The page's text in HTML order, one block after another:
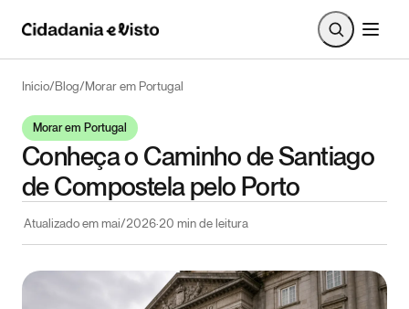
Início/Blog/Morar em Portugal
Morar em Portugal
Conheça o Caminho de Santiago
de Compostela pelo Porto
Atualizado emmai/2026·20 min de leitura